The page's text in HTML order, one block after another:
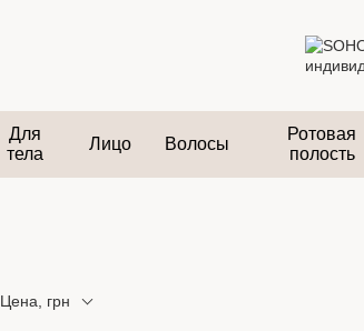
Для
тела
Лицо Волосы
Ротовая
полость
Цена, грн